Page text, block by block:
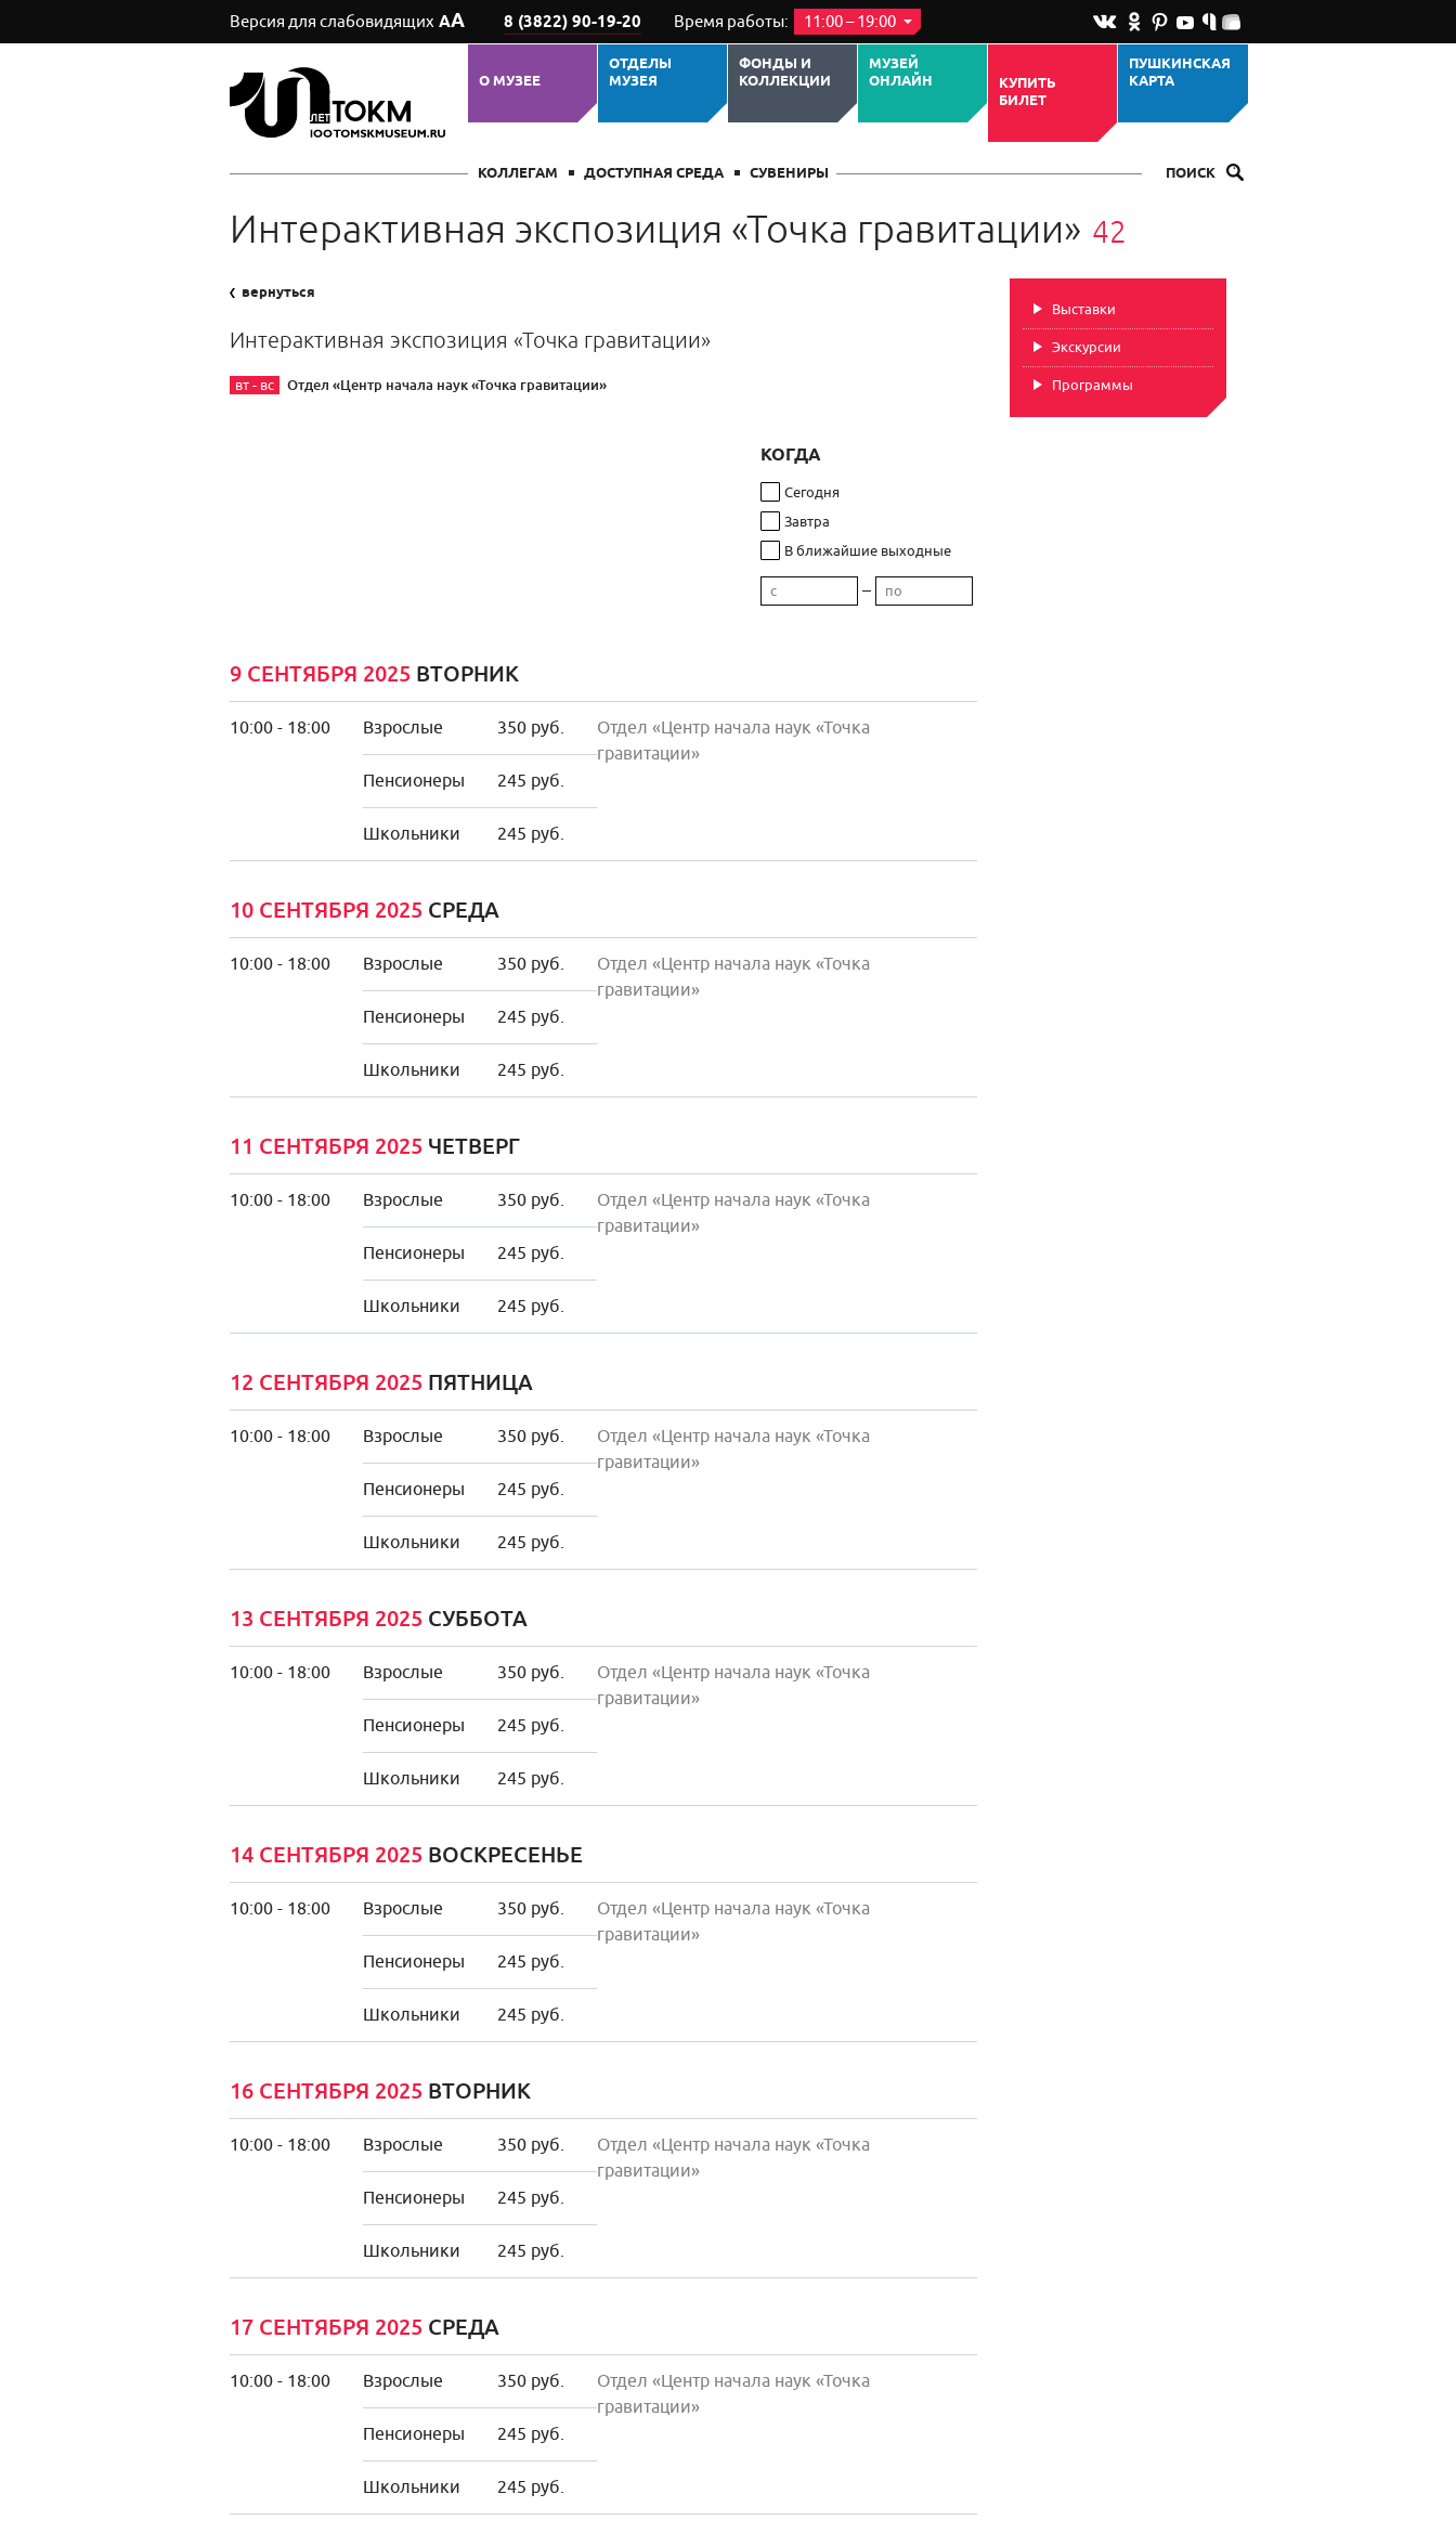
Версия для слабовидящих АА 8 (3822) 90-19-20 Время работы: 11:00 – 19:00
О МУЗЕЕ
ОТДЕЛЫ
МУЗЕЯ
ФОНДЫ И
КОЛЛЕКЦИИ
МУЗЕЙ
ОНЛАЙН
КУПИТЬ
БИЛЕТ
ПУШКИНСКАЯ
КАРТА
КОЛЛЕГАМ ДОСТУПНАЯ СРЕДА СУВЕНИРЫ ПОИСК
Интерактивная экспозиция «Точка гравитации» 42
Выставки
Экскурсии
Программы
вернуться
Интерактивная экспозиция «Точка гравитации»
вт - вс Отдел «Центр начала наук «Точка гравитации»
КОГДА
Сегодня
Завтра
В ближайшие выходные
–
9 СЕНТЯБРЯ 2025 ВТОРНИК
10:00 - 18:00 Взрослые 350 руб.
Отдел «Центр начала наук «Точка
гравитации»
Пенсионеры
245 руб.
Школьники 245 руб.
10 СЕНТЯБРЯ 2025 СРЕДА
10:00 - 18:00 Взрослые 350 руб.
Отдел «Центр начала наук «Точка
гравитации»
Пенсионеры
245 руб.
Школьники 245 руб.
11 СЕНТЯБРЯ 2025 ЧЕТВЕРГ
10:00 - 18:00 Взрослые 350 руб.
Отдел «Центр начала наук «Точка
гравитации»
Пенсионеры
245 руб.
Школьники 245 руб.
12 СЕНТЯБРЯ 2025 ПЯТНИЦА
10:00 - 18:00 Взрослые 350 руб.
Отдел «Центр начала наук «Точка
гравитации»
Пенсионеры
245 руб.
Школьники 245 руб.
13 СЕНТЯБРЯ 2025 СУББОТА
10:00 - 18:00 Взрослые 350 руб.
Отдел «Центр начала наук «Точка
гравитации»
Пенсионеры
245 руб.
Школьники 245 руб.
14 СЕНТЯБРЯ 2025 ВОСКРЕСЕНЬЕ
10:00 - 18:00 Взрослые 350 руб.
Отдел «Центр начала наук «Точка
гравитации»
Пенсионеры
245 руб.
Школьники 245 руб.
16 СЕНТЯБРЯ 2025 ВТОРНИК
10:00 - 18:00 Взрослые 350 руб.
Отдел «Центр начала наук «Точка
гравитации»
Пенсионеры
245 руб.
Школьники 245 руб.
17 СЕНТЯБРЯ 2025 СРЕДА
10:00 - 18:00 Взрослые 350 руб.
Отдел «Центр начала наук «Точка
гравитации»
Пенсионеры
245 руб.
Школьники 245 руб.